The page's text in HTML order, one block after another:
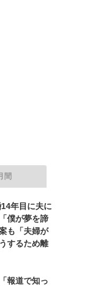
間
年目に夫に
僕が夢を諦
も「夫婦が
するため離
報道で知っ